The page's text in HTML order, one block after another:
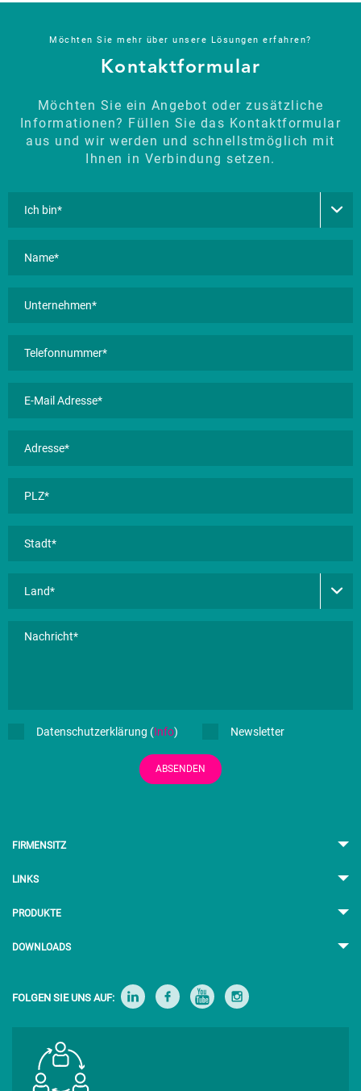
Möchten Sie mehr über unsere Lösungen erfahren?
Kontaktformular
Möchten Sie ein Angebot oder zusätzliche
Informationen? Füllen Sie das Kontaktformular
aus und wir werden und schnellstmöglich mit
Ihnen in Verbindung setzen.
Datenschutzerklärung (Info) Newsletter
ABSENDEN
FIRMENSITZ
LINKS
PRODUKTE
DOWNLOADS
FOLGEN SIE UNS AUF: